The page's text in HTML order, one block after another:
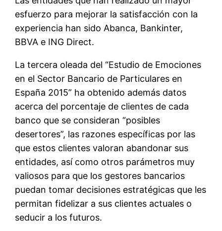
esfuerzo para mejorar la satisfacción con la
experiencia han sido Abanca, Bankinter,
BBVA e ING Direct.
La tercera oleada del “Estudio de Emociones
en el Sector Bancario de Particulares en
España 2015” ha obtenido además datos
acerca del porcentaje de clientes de cada
banco que se consideran “posibles
desertores”, las razones específicas por las
que estos clientes valoran abandonar sus
entidades, así como otros parámetros muy
valiosos para que los gestores bancarios
puedan tomar decisiones estratégicas que les
permitan fidelizar a sus clientes actuales o
seducir a los futuros.